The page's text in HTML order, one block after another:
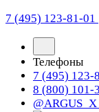
7 (495) 123-81-01
Телефоны
7 (495) 123-
8 (800) 101-